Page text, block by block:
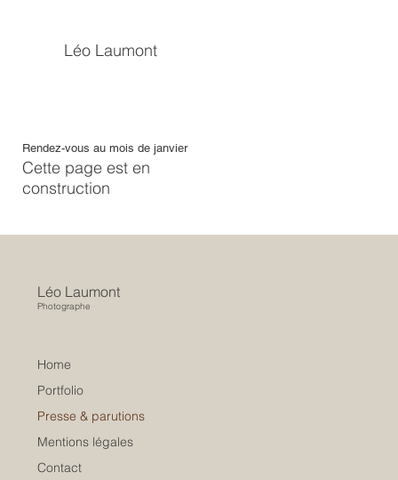
Léo Laumont
Cette page est en
construction
Rendez-vous au mois de janvier
Léo Laumont
Photographe
Home
Portfolio
Presse & parutions
Mentions légales
Contact